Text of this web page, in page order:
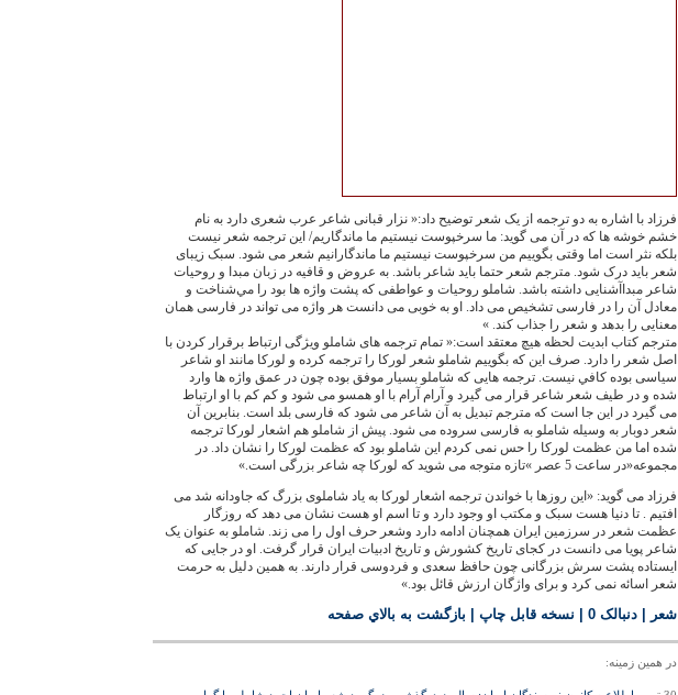
فرزاد با اشاره به دو ترجمه از یک شعر توضیح داد:« نزار قبانی شاعر عرب شعری دارد به نام
خشم خوشه ها که در آن می گوید: ما سرخپوست نیستیم ما ماندگاریم/ این ترجمه شعر نیست
بلکه نثر است اما وقتی بگوییم من سرخپوست نیستیم ما ماندگارانیم شعر می شود. سبک زیبای
شعر باید درک شود. مترجم شعر حتما باید شاعر باشد. به عروض و قافیه در زبان مبدا و روحیات
شاعر مبداآشنایی داشته باشد. شاملو روحیات و عواطفی که پشت واژه ها بود را مي‌شناخت و
معادل آن را در فارسی تشخیص می داد. او به خوبی می دانست هر واژه می تواند در فارسی همان
معنايی را بدهد و شعر را جذاب کند. »
مترجم کتاب ابدیت لحظه هیچ معتقد است:« تمام ترجمه های شاملو ویژگی ارتباط برقرار کردن با
اصل شعر را دارد. صرف این که بگوییم شاملو شعر لورکا را ترجمه کرده و لورکا مانند او شاعر
سیاسی بوده كافي نیست. ترجمه هایی که شاملو بسیار موفق بوده چون در عمق واژه ها وارد
شده و در طیف شعر شاعر قرار می گیرد و آرام آرام با او همسو می شود و کم کم با او ارتباط
می گیرد در این جا است که مترجم تبدیل به آن شاعر می شود که فارسی بلد است. بنابرین آن
شعر دوبار به وسیله شاملو به فارسی سروده می شود. پیش از شاملو هم اشعار لوركا ترجمه
شده اما من عظمت لورکا را حس نمی کردم این شاملو بود که عظمت لورکا را نشان داد. در
مجموعه«در ساعت 5 عصر »تازه متوجه می شوید که لورکا چه شاعر بزرگی است.»
فرزاد می گوید: «این روزها با خواندن ترجمه اشعار لورکا به یاد شاملوی بزرگ که جاودانه شد می
افتیم . تا دنیا هست سبک و مکتب او وجود دارد و تا اسم او هست نشان می دهد که روزگار
عظمت شعر در سرزمین ایران همچنان ادامه دارد وشعر حرف اول را می زند. شاملو به عنوان یک
شاعر پویا می دانست در کجای تاریخ کشورش و تاریخ ادبیات ایران قرار گرفت. او در جایی که
ایستاده پشت سرش بزرگانی چون حافظ سعدی و فردوسی قرار دارند. به همین دلیل به حرمت
شعر اسائه نمی کرد و برای واژگان ارزش قائل بود.»
شعر | دنبالک 0 نسخه قابل چاپ بازگشت به بالاي صفحه
در همين زمينه: